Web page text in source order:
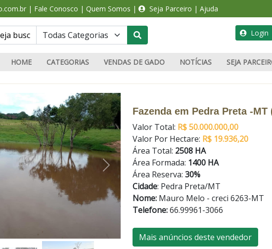
| Fale Conosco | Quem Somos | Seja Parceiro | Ajuda
Login
HOME CATEGORIAS VENDAS DE GADO NOTÍCIAS SEJA
Próximo
Fazenda em Pedra Preta -MT
Valor Total: R$ 50.000.000,00
Valor Por Hectare: R$ 19.936,20
Área Total: 2508 HA
Área Formada: 1400 HA
Área Reserva: 30%
Cidade: Pedra Preta/MT
Nome: Mauro Melo - creci 6263-MT
Telefone:66.99961-3066
Mais anúncios deste vendedor